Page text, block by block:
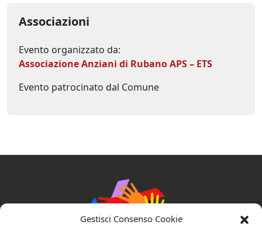
Gestisci Consenso Cookie
Associazioni
Evento organizzato da:
Associazione Anziani di Rubano APS – ETS
Evento patrocinato dal Comune